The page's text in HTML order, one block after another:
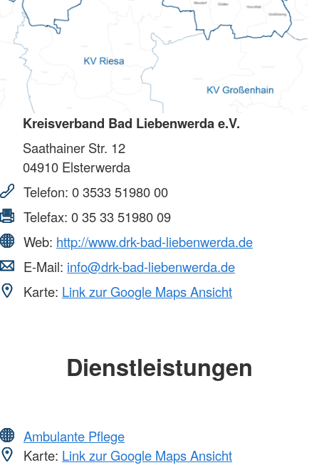
Kreisverband Bad Liebenwerda e.V.
Saathainer Str. 12
04910 Elsterwerda
Telefon: 0 3533 51980 00
Telefax: 0 35 33 51980 09
Web: http://www.drk-bad-liebenwerda.de
E-Mail: info@drk-bad-liebenwerda.de
Karte: Link zur Google Maps Ansicht
Dienstleistungen
Ambulante Pflege
Karte: Link zur Google Maps Ansicht